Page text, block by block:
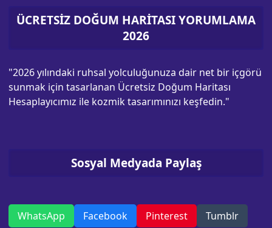
ÜCRETSİZ DOĞUM HARİTASI YORUMLAMA
2026
"2026 yılındaki ruhsal yolculuğunuza dair net bir içgörü
sunmak için tasarlanan Ücretsiz Doğum Haritası
Hesaplayıcımız ile kozmik tasarımınızı keşfedin."
Sosyal Medyada Paylaş
WhatsApp Facebook Pinterest Tumblr